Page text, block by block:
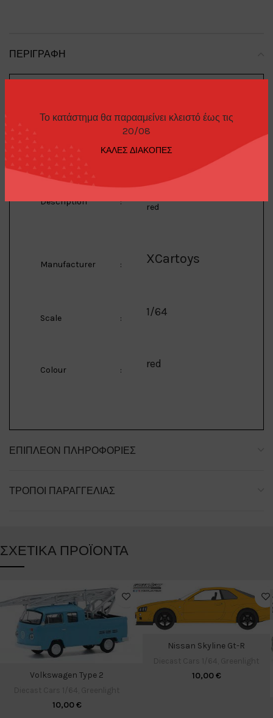
Το κατάστημα θα παρααμείνει κλειστό έως τις
20/08
ΚΑΛΕΣ ΔΙΑΚΟΠΕΣ
ΠΕΡΙΓΡΑΦΉ
JMC KaiRui
Wrecker Truck
Description :
1/64 XCARTOYS JMC
red
Manufacturer : XCartoys
Scale : 1/64
Colour : red
ΕΠΙΠΛΈΟΝ ΠΛΗΡΟΦΟΡΊΕΣ
ΤΡΌΠΟΙ ΠΑΡΑΓΓΕΛΊΑΣ
ΣΧΕΤΙΚΆ ΠΡΟΪΌΝΤΑ
Volkswagen Type 2
10,00€
Nissan Skyline Gt-R
10,00€